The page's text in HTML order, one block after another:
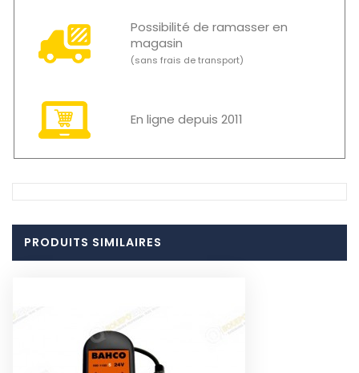
Possibilité de ramasser en
magasin
(sans frais de transport)
En ligne depuis 2011
PRODUITS SIMILAIRES